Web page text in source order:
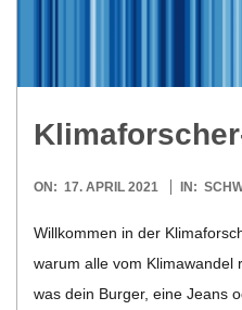
E
-
G
O
2021-
ON: 17. APRIL 2021 IN:
Will­kom­men in der
warum alle vom Kli­ma­wan­del
was dein Bur­ger, eine Jeans